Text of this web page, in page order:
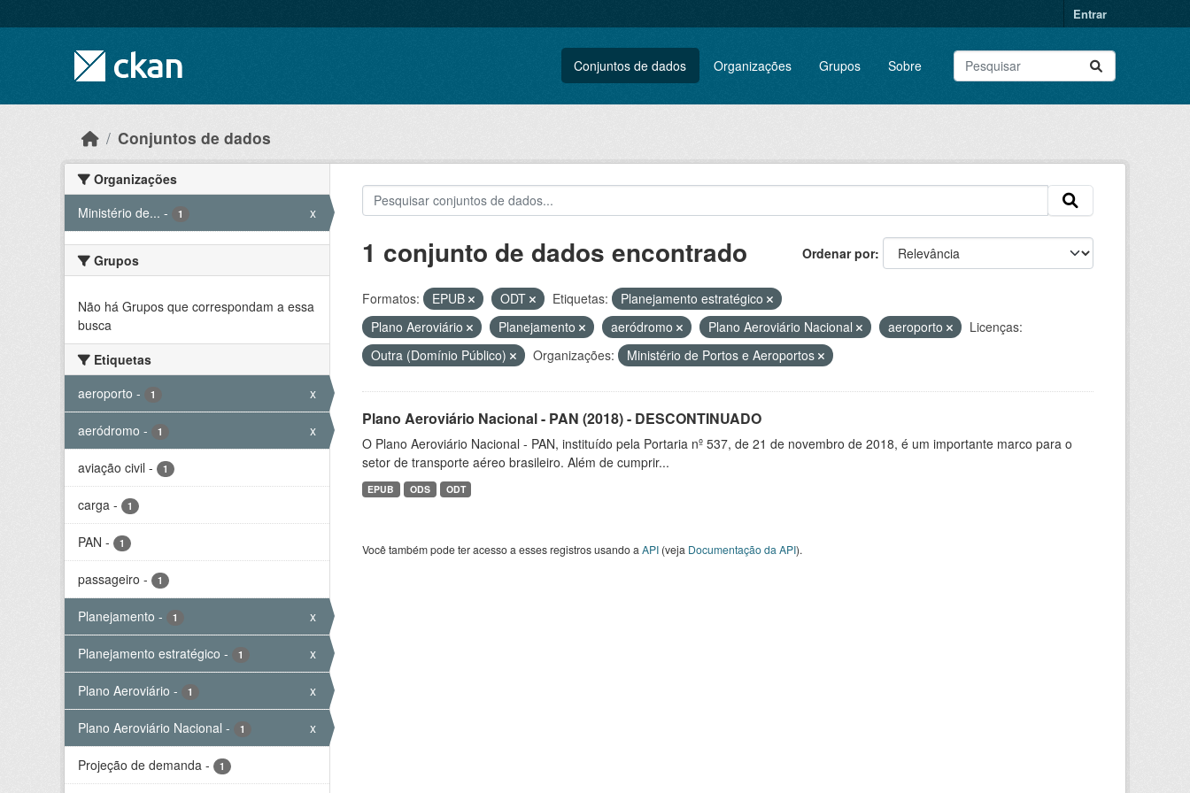
Entrar
Conjuntos de dados Organizações Grupos Sobre
Conjuntos de dados
Organizações
Ministério de... - 1 x
Grupos
Não há Grupos que correspondam a essa
busca
Etiquetas
aeroporto - 1 x
aeródromo - 1 x
aviação civil - 1
carga - 1
PAN - 1
passageiro - 1
Planejamento - 1 x
Planejamento estratégico - 1 x
Plano Aeroviário - 1 x
Plano Aeroviário Nacional - 1 x
Projeção de demanda - 1
Ordenar por
1 conjunto de dados encontrado
Formatos: EPUB ODT Etiquetas:
Planejamento estratégico
Plano Aeroviário
Planejamento aeródromo Plano Aeroviário Nacional aeroporto
Licenças:
Outra (Domínio Público)
Organizações: Ministério de Portos e Aeroportos
Plano Aeroviário Nacional - PAN (2018) - DESCONTINUADO
O Plano Aeroviário Nacional - PAN, instituído pela Portaria nº 537, de 21 de novembro de 2018, é um importante marco para o
setor de transporte aéreo brasileiro. Além de cumprir...
EPUB ODS ODT
Você também pode ter acesso a esses registros usando a API(veja Documentação da API).